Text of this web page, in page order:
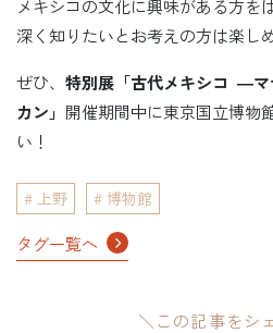
メキシコの文化に興味がある方を
深く知りたいとお考えの方は楽し
ぜひ、 特別展「古代メキシコ ―マ
カン」 開催期間中に東京国立博物
い！
上野 博物館
タグ一覧へ
＼この記事をシ